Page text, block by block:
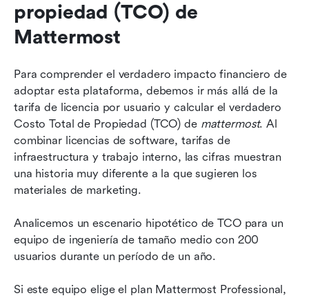
propiedad (TCO) de
Mattermost
Para comprender el verdadero impacto financiero de
adoptar esta plataforma, debemos ir más allá de la
tarifa de licencia por usuario y calcular el verdadero
Costo Total de Propiedad (TCO) de mattermost. Al
combinar licencias de software, tarifas de
infraestructura y trabajo interno, las cifras muestran
una historia muy diferente a la que sugieren los
materiales de marketing.
Analicemos un escenario hipotético de TCO para un
equipo de ingeniería de tamaño medio con 200
usuarios durante un período de un año.
Si este equipo elige el plan Mattermost Professional,